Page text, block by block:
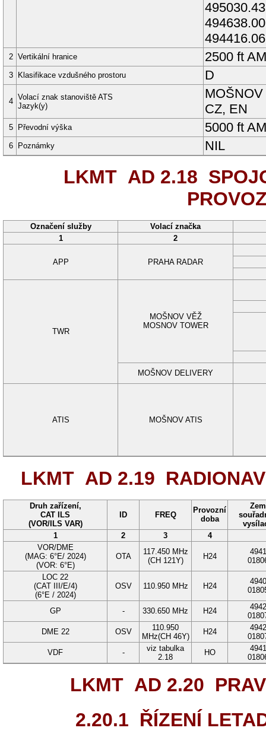
2 Vertikální hranice 2500 ft
3 Klasifikace vzdušného prostoru D
4 Volací znak stanoviště ATS
Jazyk(y)
CZ, EN
5 Převodní výška 5000 ft
6 Poznámky NIL
LKMT AD 2.18
Označení služby
Volací značka
1
2
APP PRAHA RADAR
TWR
MOŠNOV VĚŽ
MOSNOV TOWER
MOŠNOV DELIVERY
ATIS MOŠNOV ATIS
LKMT AD 2.19
Druh zařízení,
CAT ILS
(VOR/ILS VAR)
ID FREQ
Provozní
doba
1
2 3
4
VOR/DME
(MAG: 6°E/ 2024)
(VOR: 6°E)
OTA
117.450 MHz
(CH 121Y) H24
LOC 22
(CAT
/E/4)
(6°E / 2024)
OSV 110.950 MHz H24
GP - 330.650 MHz H24
DME 22
OSV
110.950
MHz(CH 46Y)
H24
VDF
-
viz tabulka
2.18
HO
LKMT AD 2.20
2.20.1 ŘÍZENÍ